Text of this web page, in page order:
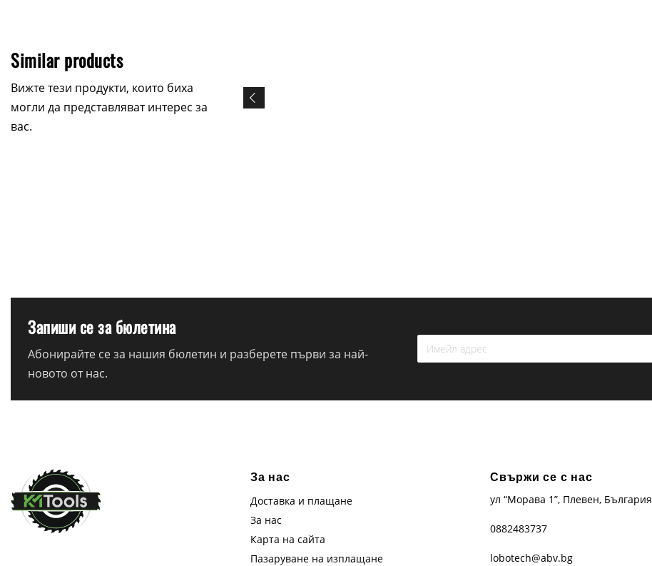
Similar products
Вижте тези продукти, които биха
могли да представляват интерес за
вас.
Запиши се за бюлетина
Абонирайте се за нашия бюлетин и разберете първи за най-
новото от нас.
За нас
Доставка и плащане
За нас
Карта на сайта
Пазаруване на изплащане
Свържи се с нас
ул “Морава 1”, Плевен, България
0882483737
lobotech@abv.bg